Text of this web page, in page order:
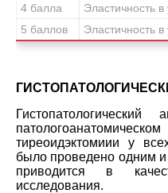
4 балла
Эластичность в
5 баллов
Эластичность в
тиреоидэктомиии у
было проведено одним
приводится в
исследования.